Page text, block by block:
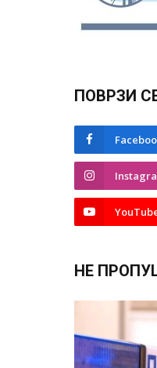
ПОВРЗИ
НЕ